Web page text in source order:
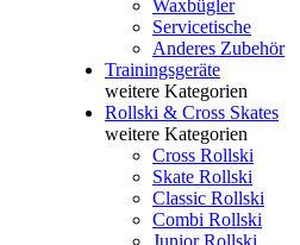
Waxbügler
Servicetische
Anderes Zubehör
Trainingsgeräte
weitere Kategorien
Rollski & Cross Skates
weitere Kategorien
Cross Rollski
Skate Rollski
Classic Rollski
Combi Rollski
Junior Rollski